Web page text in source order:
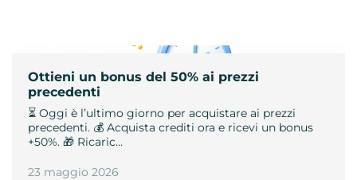
Ottieni un bonus del 50% ai prezzi
precedenti
⏳ Oggi è l’ultimo giorno per acquistare ai prezzi
precedenti. 💰 Acquista crediti ora e ricevi un bonus
+50%. 🎁 Ricaric…
23 maggio 2026